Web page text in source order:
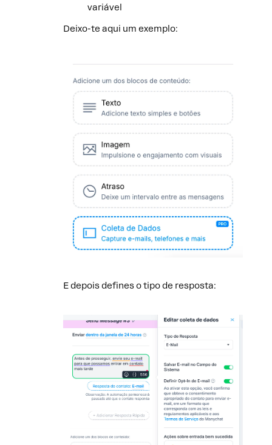
variável
Deixo-te aqui um exemplo:
E depois defines o tipo de resposta: